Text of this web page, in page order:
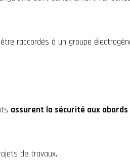
raccordés à un groupe
assurent la sécurité aux
de travaux.